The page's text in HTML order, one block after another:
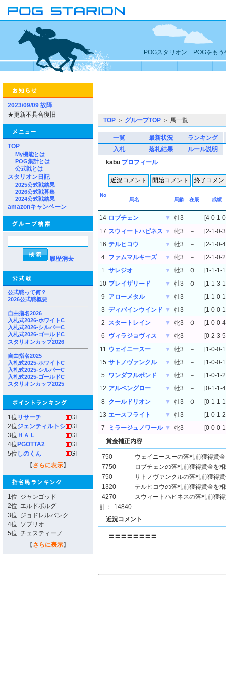
POGスタリオン POGをもう
2023/09/09 故障
★更新不具合復旧
TOP
My機能とは
POG集計とは
公式戦とは
スタリオン日記
2025公式戦結果
2026公式戦募集
2024公式戦結果
amazonキャンペーン
履歴消去
公式戦って何？
2026公式戦概要
自由指名2026
入札式2026-ホワイトC
入札式2026-シルバーC
入札式2026-ゴールドC
スタリオンカップ2026
自由指名2025
入札式2025-ホワイトC
入札式2025-シルバーC
入札式2025-ゴールドC
スタリオンカップ2025
1位 リサーチ
GI
2位ジェンティルトシ
GI
3位 ＨＡＬ
GI
4位 PGOTTA2
GI
5位 しのくん
GI
【 さらに表示】
1位 ジャンゴッド
2位 エルドボルグ
3位 ジョドレルバンク
4位 ソブリオ
5位 チェスティーノ
【 さらに表示】
TOP ＞ グループTOP ＞ 馬一覧
一覧 最新状況
ランキング
入札
落札結果
ルール説明
kabu プロフィール
No
馬名
馬齢 在厩 成績
14 ロブチェン ▼ 牡3 －
[4-0-1-
17 スウィートハピネス ▼ 牝3 －
[2-1-0-
16 テルヒコウ ▼ 牡3 －
[2-1-0-
4
ファムマルキーズ ▼ 牝3 －
[2-1-0-
1 サレジオ ▼ 牡3 Ｏ
[1-1-1-
10 プレイザリード ▼ 牡3 Ｏ
[1-1-3-
9
アローメタル ▼ 牡3 －
[1-1-0-
3 ディバインウインド ▼ 牡3 －
[1-0-0-
2
スタートレイン ▼ 牝3 Ｏ
[1-0-0-
6
ヴィラジョヴィス ▼ 牝3 －
[0-2-3-
11 ウェイニースー ▼ 牡3 －
[1-0-0-
15 サトノヴァンクル ▼ 牡3 －
[1-0-0-
5
ワンダフルボンド ▼ 牡3 －
[1-0-1-
12 アルペングロー ▼ 牡3 －
[0-1-1-
8
クールドリオン ▼ 牡3 Ｏ
[0-1-1-
13 エースフライト ▼ 牡3 －
[1-0-1-
7
ミラージュノワール ▼ 牝3 －
[0-0-0-
賞金補正内容
-750
ウェイニースーの落札前獲得賞
-7750
ロブチェンの落札前獲得賞金を
-750
サトノヴァンクルの落札前獲得
-1320
テルヒコウの落札前獲得賞金を
-4270
スウィートハピネスの落札前獲
計：-14840
近況コメント
〓〓〓〓〓〓〓〓